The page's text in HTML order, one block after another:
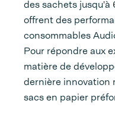
des sachets jusqu'à
offrent des
consommables
Pour répondre aux
matière de
dernière innovation
sacs en papier